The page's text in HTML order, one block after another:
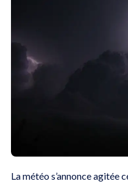
La météo s’annonce agitée